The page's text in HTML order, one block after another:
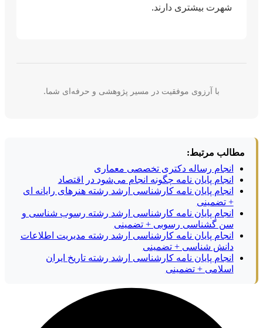
شهرت بیشتری دارند.
با آرزوی موفقیت در مسیر پژوهشی و حرفه‌ای شما.
مطالب مرتبط:
انجام رساله دکتری تخصصی معماری
انجام پایان نامه چگونه انجام می‌شود در اقتصاد
انجام پایان نامه کارشناسی ارشد رشته هنرهای رایانه ای
+ تضمینی
انجام پایان نامه کارشناسی ارشد رشته رسوب شناسی و
سن گشناسی رسوبی + تضمینی
انجام پایان نامه کارشناسی ارشد رشته مدیریت اطلاعات
دانش شناسی + تضمینی
انجام پایان نامه کارشناسی ارشد رشته تاریخ ایران
اسلامی + تضمینی